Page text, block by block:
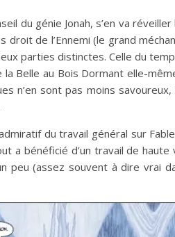
du génie Jonah, s’en va
de l’Ennemi (le grand
parties distinctes. Celle du
Belle au Bois Dormant elle-
sont pas moins
du travail général sur
bénéficié d’un travail de
peu (assez souvent à dire vrai